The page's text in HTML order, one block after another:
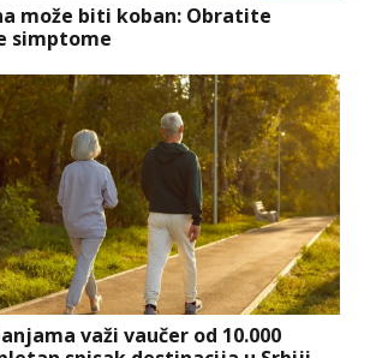
može biti koban: Obratite
simptome
važi vaučer od 10.000